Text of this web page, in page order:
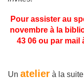
Pour assister au
novembre à la
43 06 ou par mail
Un atelier à la